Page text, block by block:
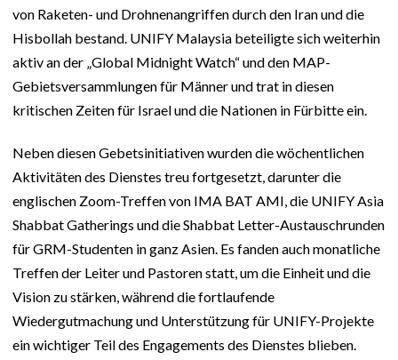
von Raketen- und Drohnenangriffen durch den Iran und die
Hisbollah bestand. UNIFY Malaysia beteiligte sich weiterhin
aktiv an der „Global Midnight Watch“ und den MAP-
Gebietsversammlungen für Männer und trat in diesen
kritischen Zeiten für Israel und die Nationen in Fürbitte ein.
Neben diesen Gebetsinitiativen wurden die wöchentlichen
Aktivitäten des Dienstes treu fortgesetzt, darunter die
englischen Zoom-Treffen von IMA BAT AMI, die UNIFY Asia
Shabbat Gatherings und die Shabbat Letter-Austauschrunden
für GRM-Studenten in ganz Asien. Es fanden auch monatliche
Treffen der Leiter und Pastoren statt, um die Einheit und die
Vision zu stärken, während die fortlaufende
Wiedergutmachung und Unterstützung für UNIFY-Projekte
ein wichtiger Teil des Engagements des Dienstes blieben.